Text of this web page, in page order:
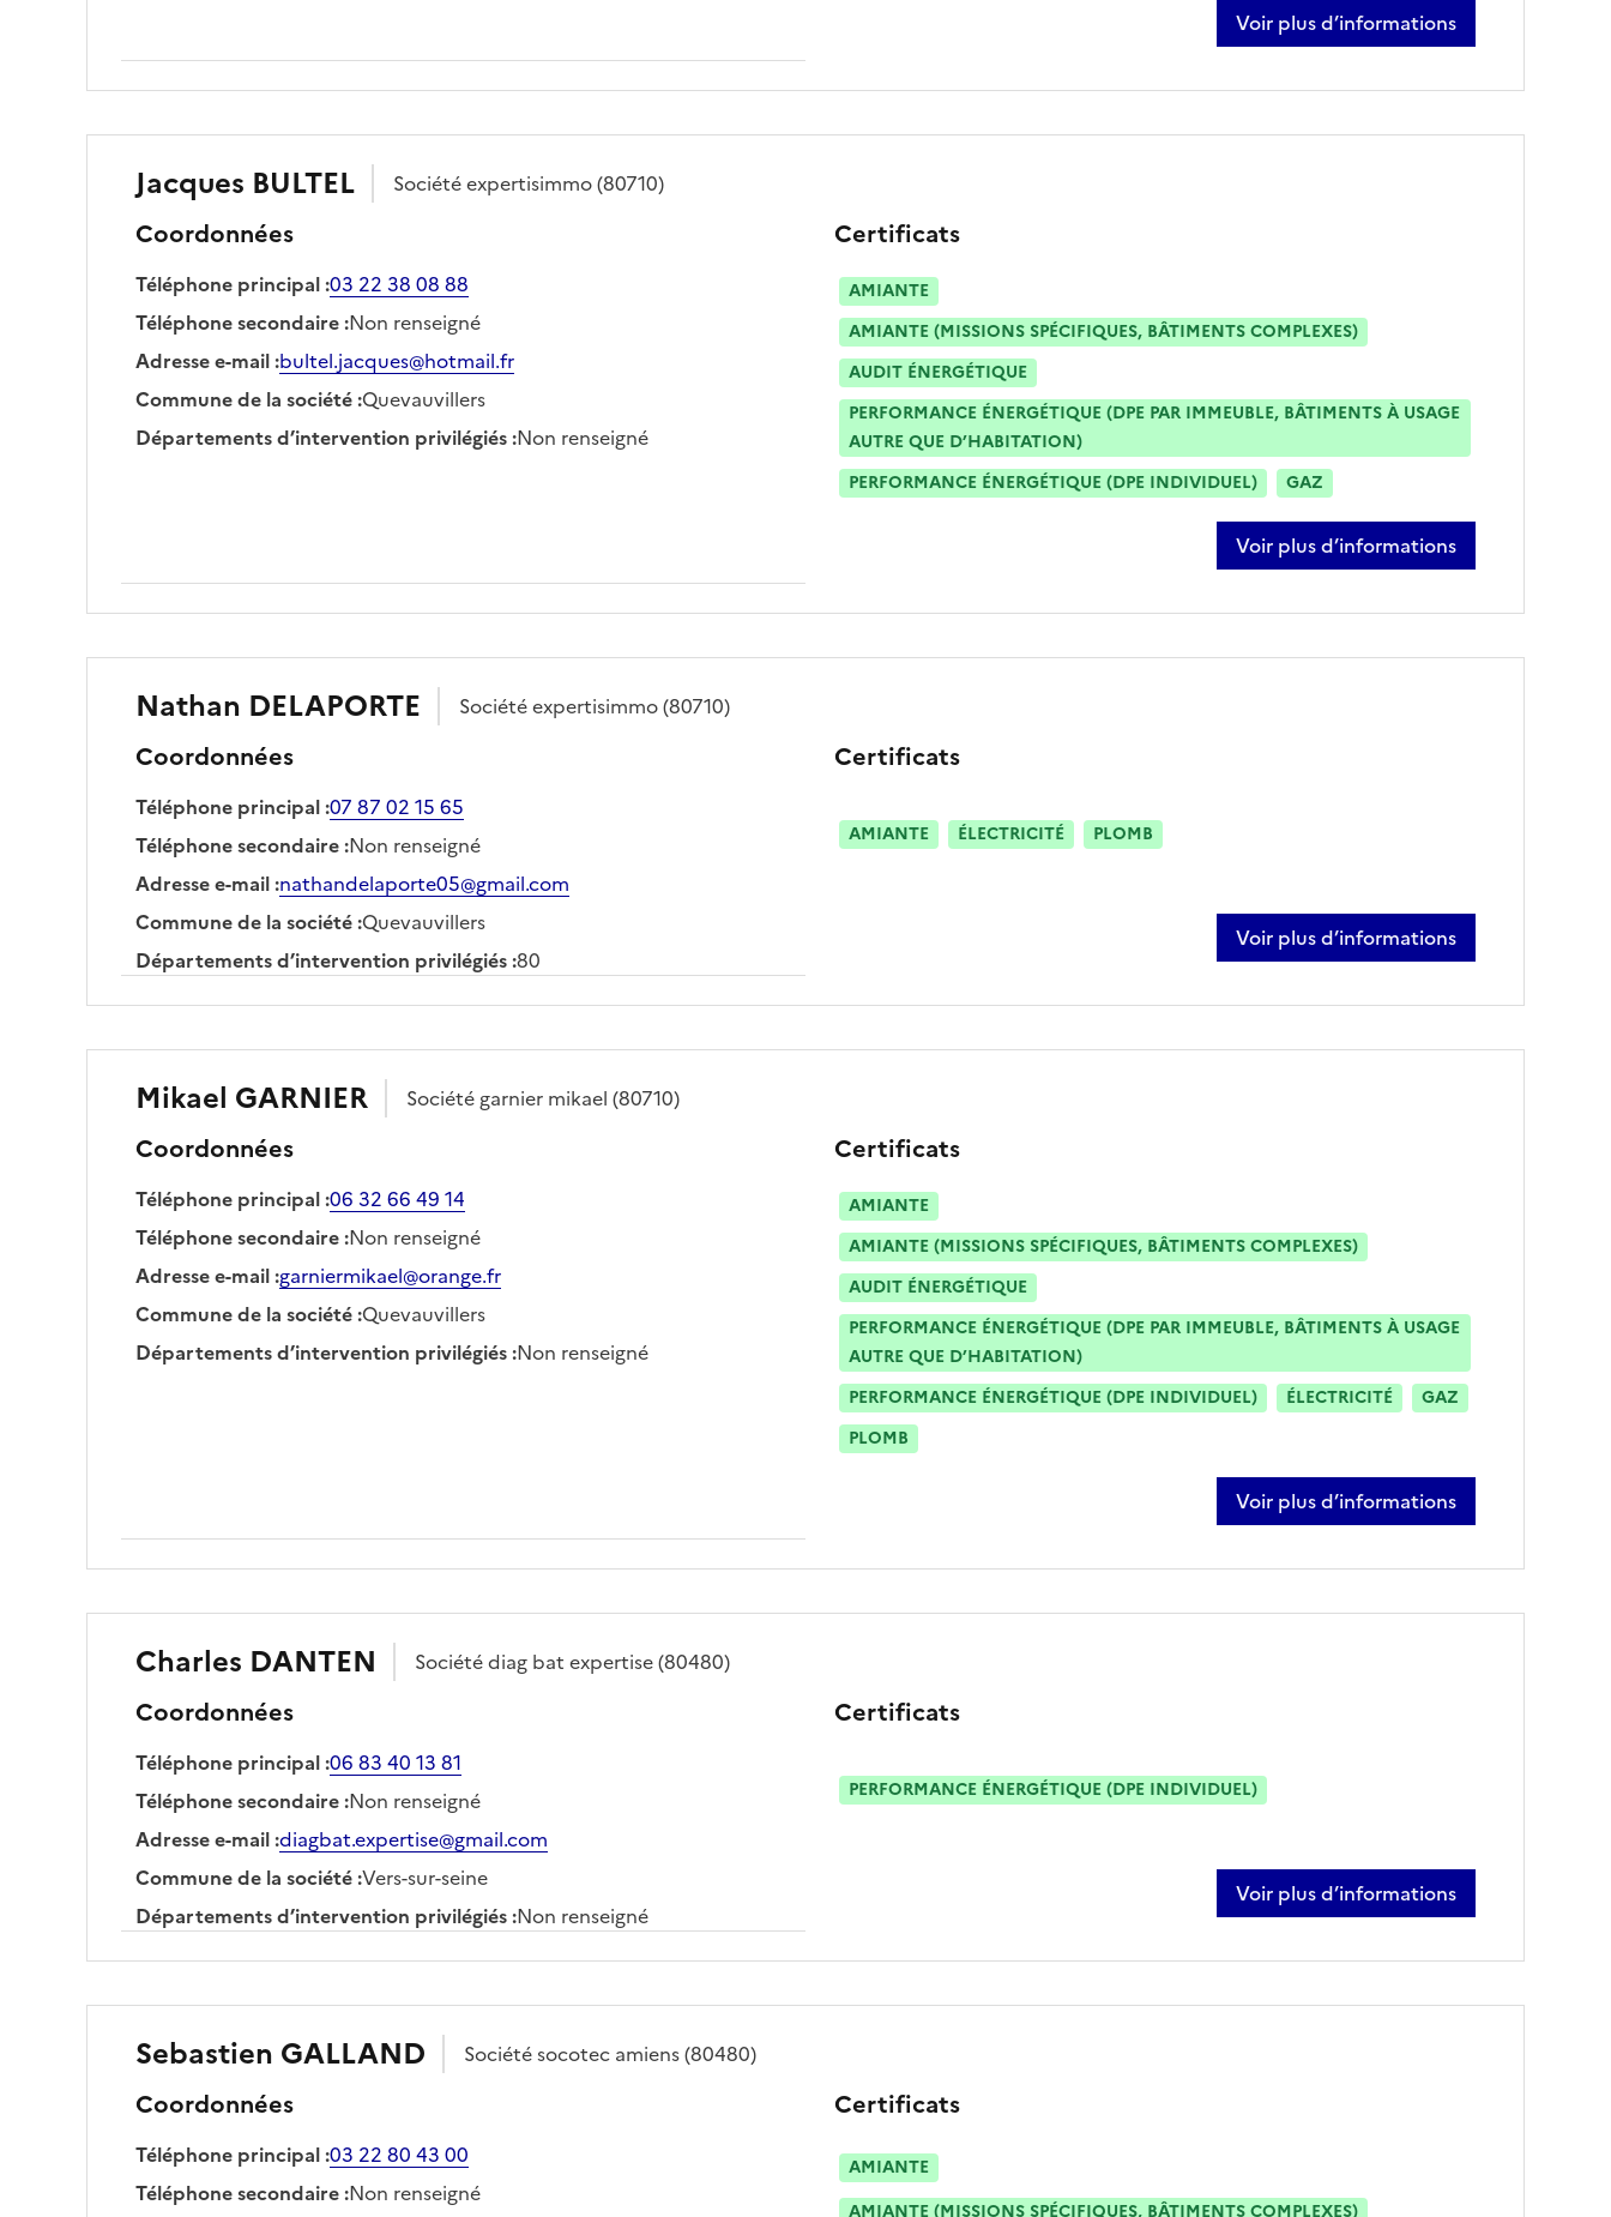
Voir plus d’informations
sur rémy candas
Jacques BULTEL Sociétéexpertisimmo(80710)
Coordonnées
Téléphone principal:03 22 38 08 88
Téléphone secondaire:Non renseigné
Adresse e-mail:bultel.jacques@hotmail.fr
Commune de la société:Quevauvillers
Départements d’intervention privilégiés:Non renseigné
Certificats
AMIANTE
AMIANTE (MISSIONS SPÉCIFIQUES, BÂTIMENTS COMPLEXES)
AUDIT ÉNERGÉTIQUE
PERFORMANCE ÉNERGÉTIQUE (DPE PAR IMMEUBLE, BÂTIMENTS À USAGE
AUTRE QUE D’HABITATION)
PERFORMANCE ÉNERGÉTIQUE (DPE INDIVIDUEL)
GAZ
Voir plus d’informations
sur jacques bultel
Nathan DELAPORTE Sociétéexpertisimmo(80710)
Coordonnées
Téléphone principal:07 87 02 15 65
Téléphone secondaire:Non renseigné
Adresse e-mail:nathandelaporte05@gmail.com
Commune de la société:Quevauvillers
Départements d’intervention privilégiés:80
Certificats
AMIANTE ÉLECTRICITÉ PLOMB
Voir plus d’informations
sur nathan delaporte
Mikael GARNIER Société garnier mikael (80710)
Coordonnées
Téléphone principal:06 32 66 49 14
Téléphone secondaire:Non renseigné
Adresse e-mail:garniermikael@orange.fr
Commune de la société:Quevauvillers
Départements d’intervention privilégiés:Non renseigné
Certificats
AMIANTE
AMIANTE (MISSIONS SPÉCIFIQUES, BÂTIMENTS COMPLEXES)
AUDIT ÉNERGÉTIQUE
PERFORMANCE ÉNERGÉTIQUE (DPE PAR IMMEUBLE, BÂTIMENTS À USAGE
AUTRE QUE D’HABITATION)
PERFORMANCE ÉNERGÉTIQUE (DPE INDIVIDUEL)
ÉLECTRICITÉ
GAZ
PLOMB
Voir plus d’informations
sur mikael garnier
Charles DANTEN Sociétédiag bat expertise(80480)
Coordonnées
Téléphone principal:06 83 40 13 81
Téléphone secondaire:Non renseigné
Adresse e-mail:diagbat.expertise@gmail.com
Commune de la société:Vers-sur-seine
Départements d’intervention privilégiés:Non renseigné
Certificats
PERFORMANCE ÉNERGÉTIQUE (DPE INDIVIDUEL)
Voir plus d’informations
sur charles danten
Sebastien GALLAND Sociétésocotec amiens(80480)
Coordonnées
Téléphone principal:03 22 80 43 00
Téléphone secondaire:Non renseigné
Certificats
AMIANTE
AMIANTE (MISSIONS SPÉCIFIQUES, BÂTIMENTS COMPLEXES)